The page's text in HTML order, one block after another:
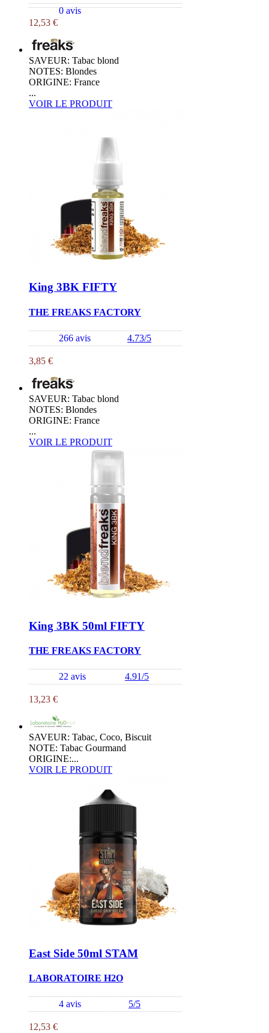
0 avis
12,53 €
SAVEUR: Tabac blond
NOTES: Blondes
ORIGINE: France
...
VOIR LE PRODUIT
King 3BK FIFTY
THE FREAKS FACTORY
266 avis 4.73/5
3,85 €
SAVEUR: Tabac blond
NOTES: Blondes
ORIGINE: France
...
VOIR LE PRODUIT
King 3BK 50ml FIFTY
THE FREAKS FACTORY
22 avis 4.91/5
13,23 €
SAVEUR: Tabac, Coco, Biscuit
NOTE: Tabac Gourmand
ORIGINE:...
VOIR LE PRODUIT
East Side 50ml STAM
LABORATOIRE H2O
4 avis 5/5
12,53 €